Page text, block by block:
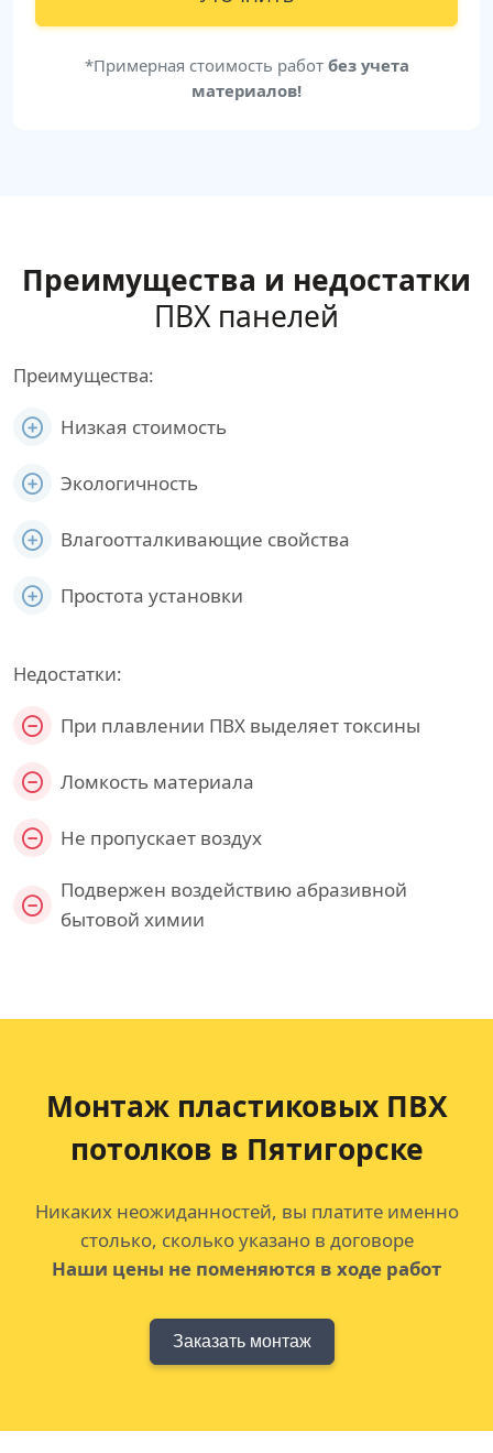
*Примерная стоимость работ без учета
материалов!
Преимущества и недостатки
ПВХ панелей
Преимущества:
Низкая стоимость
Экологичность
Влагоотталкивающие свойства
Простота установки
Недостатки:
При плавлении ПВХ выделяет токсины
Ломкость материала
Не пропускает воздух
Подвержен воздействию абразивной
бытовой химии
Монтаж пластиковых ПВХ
потолков в Пятигорске
Никаких неожиданностей, вы платите именно
столько, сколько указано в договоре
Наши цены не поменяются в ходе работ
Заказать монтаж